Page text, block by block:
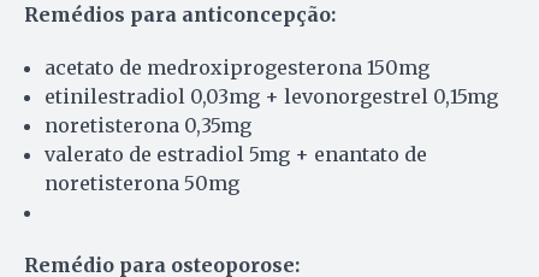
Remédios para anticoncepção:
acetato de medroxiprogesterona 150mg
etinilestradiol 0,03mg + levonorgestrel 0,15mg
noretisterona 0,35mg
valerato de estradiol 5mg + enantato de
noretisterona 50mg
Remédio para osteoporose: